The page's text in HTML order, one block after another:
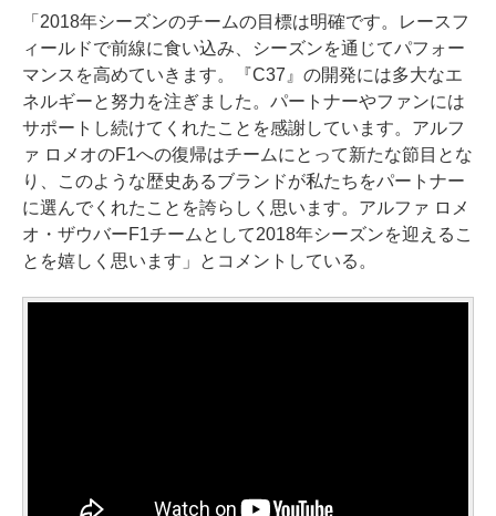
「2018年シーズンのチームの目標は明確です。レースフ
ィールドで前線に食い込み、シーズンを通じてパフォー
マンスを高めていきます。『C37』の開発には多大なエ
ネルギーと努力を注ぎました。パートナーやファンには
サポートし続けてくれたことを感謝しています。アルフ
ァ ロメオのF1への復帰はチームにとって新たな節目とな
り、このような歴史あるブランドが私たちをパートナー
に選んでくれたことを誇らしく思います。アルファ ロメ
オ・ザウバーF1チームとして2018年シーズンを迎えるこ
とを嬉しく思います」とコメントしている。